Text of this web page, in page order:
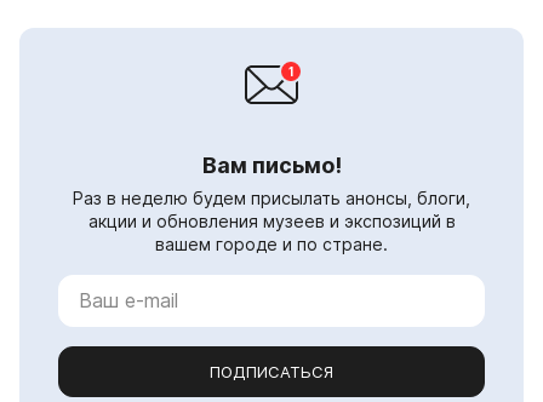
Вам письмо!
Раз в неделю будем присылать анонсы, блоги,
акции и обновления музеев и экспозиций в
вашем городе и по стране.
ПОДПИСАТЬСЯ